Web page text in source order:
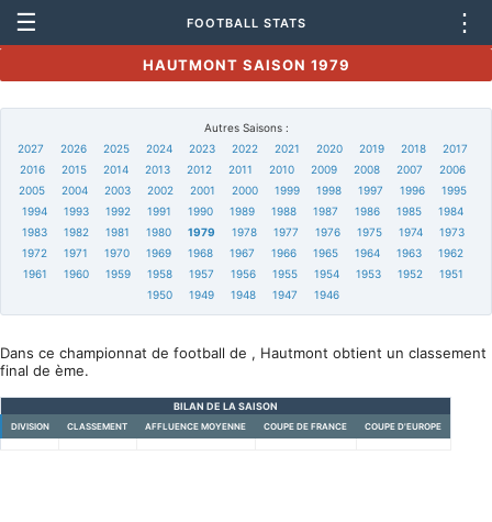
☰ FOOTBALL STATS ⋮
HAUTMONT SAISON 1979
Autres Saisons :
2027
2026 2025 2024 2023 2022 2021 2020 2019 2018
2017
2016
2015 2014 2013 2012 2011 2010 2009 2008 2007
2006
2005
2004 2003 2002 2001 2000 1999 1998 1997 1996
1995
1994
1993 1992 1991 1990 1989 1988 1987 1986 1985
1984
1983
1982 1981 1980 1979 1978 1977 1976 1975 1974
1973
1972
1971 1970 1969 1968 1967 1966 1965 1964 1963
1962
1961
1960 1959 1958 1957 1956 1955 1954 1953 1952
1951
1950
1949 1948 1947 1946
Dans ce championnat de football de , Hautmont obtient un classement
final de ème.
BILAN DE LA SAISON
DIVISION CLASSEMENT AFFLUENCE MOYENNE COUPE DE FRANCE COUPE D'EUROPE